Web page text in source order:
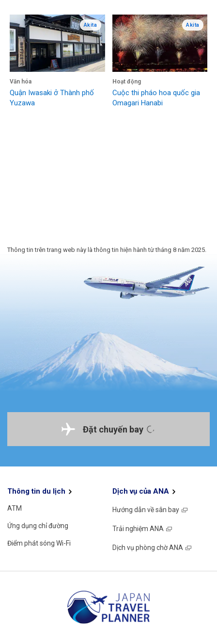
Akita
Văn hóa
Quận Iwasaki ở Thành phố
Yuzawa
Akita
Hoạt động
Cuộc thi pháo hoa quốc gia
Omagari Hanabi
Thông tin trên trang web này là thông tin hiện hành từ tháng 8 năm 2025.
Đặt chuyến bay
Thông tin du lịch
ATM
Ứng dụng chỉ đường
Điểm phát sóng Wi-Fi
Dịch vụ của ANA
Hướng dẫn về sân bay
Trải nghiệm ANA
Dịch vụ phòng chờ ANA